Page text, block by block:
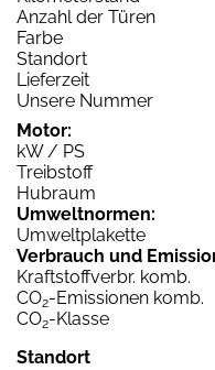
Anzahl der Türen
Farbe
Standort
Lieferzeit
Unsere Nummer
Motor:
kW / PS
Treibstoff
Hubraum
Umweltnormen:
Umweltplakette
Verbrauch und
Kraftstoffverbr. komb.
CO2-Emissionen komb.
CO2-Klasse
Standort